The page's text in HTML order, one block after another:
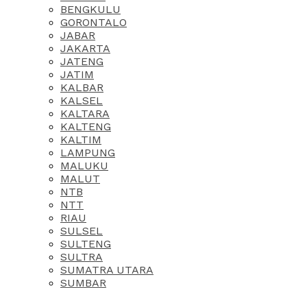
BENGKULU
GORONTALO
JABAR
JAKARTA
JATENG
JATIM
KALBAR
KALSEL
KALTARA
KALTENG
KALTIM
LAMPUNG
MALUKU
MALUT
NTB
NTT
RIAU
SULSEL
SULTENG
SULTRA
SUMATRA UTARA
SUMBAR